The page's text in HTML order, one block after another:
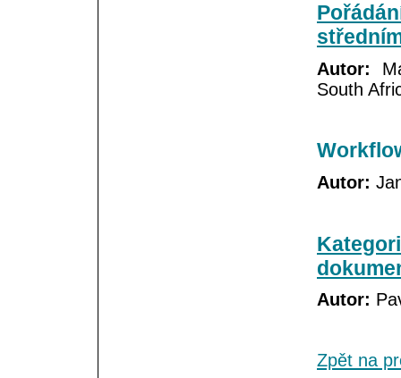
Autor:
South
Autor:
Autor:
Zpět na